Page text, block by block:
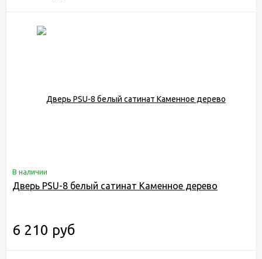
В наличии
Дверь PSU-8 белый сатинат Каменное дерево
6 210 руб